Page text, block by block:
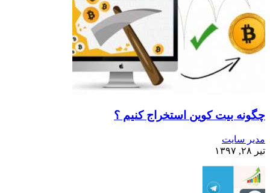
چگونه بیت کوین استخراج کنیم ؟
مدیر سایت
تیر ۲۸, ۱۳۹۷